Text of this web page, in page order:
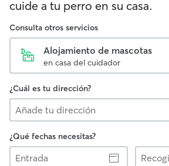
cuide a tu perro en su casa.
Consulta otros servicios
Alojamiento de mascotas
en casa del cuidador
¿Cuál es tu dirección?
¿Qué fechas necesitas?
Entrada
Recogida